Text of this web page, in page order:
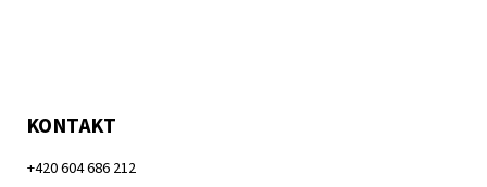
KONTAKT
+420 604 686 212